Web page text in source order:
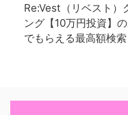
利用者
なく、 今の居住者が相場
要がない物件を選ぶ必要
Re:Vest（リベスト）
ング【10万円投資】
でもらえる最高額検索